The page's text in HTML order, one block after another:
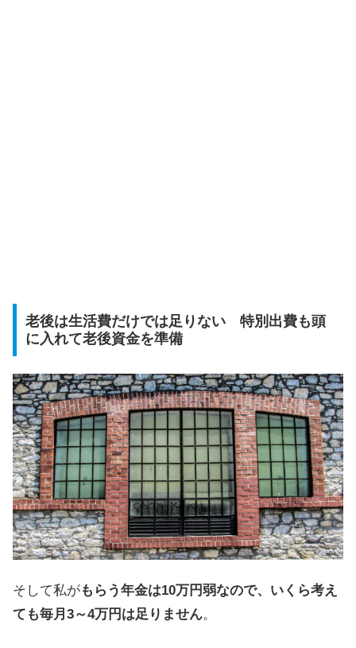
老後は生活費だけでは足りない 特別出費も頭
に入れて老後資金を準備
そして私がもらう年金は10万円弱なので、いくら考え
ても毎月3～4万円は足りません。